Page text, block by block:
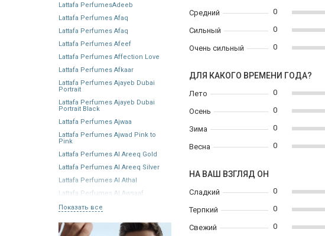
Lattafa PerfumesAdeeb
Lattafa Perfumes Afaq
Lattafa Perfumes Afaq
Lattafa Perfumes Afeef
Lattafa Perfumes Affection Love
Lattafa Perfumes Afkaar
Lattafa Perfumes Ajayeb Dubai
Portrait
Lattafa Perfumes Ajayeb Dubai
Portrait Black
Lattafa Perfumes Ajwaa
Lattafa Perfumes Ajwad Pink to
Pink
Lattafa Perfumes Al Areeq Gold
Lattafa Perfumes Al Areeq Silver
Lattafa Perfumes Al Athal
Lattafa Perfumes Al Awsaaf
Показать все
Средний
Сильный
Очень сильный
0
0
0
ДЛЯ КАКОГО ВРЕМЕНИ ГОДА?
Лето
Осень
Зима
Весна
0
0
0
0
НА ВАШ ВЗГЛЯД ОН
Сладкий
Терпкий
Свежий
0
0
0